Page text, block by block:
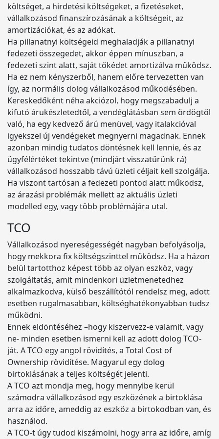
költséget, a hirdetési költségeket, a fizetéseket,
vállalkozásod finanszírozásának a költségeit, az
amortizációkat, és az adókat.
Ha pillanatnyi költségeid meghaladják a pillanatnyi
fedezeti összegedet, akkor éppen mínuszban, a
fedezeti szint alatt, saját tőkédet amortizálva működsz.
Ha ez nem kényszerből, hanem előre tervezetten van
így, az normális dolog vállalkozásod működésében.
Kereskedőként néha akciózol, hogy megszabadulj a
kifutó árukészletedtől, a vendéglátásban sem ördögtől
való, ha egy kedvező árú menüvel, vagy italakcióval
igyekszel új vendégeket megnyerni magadnak. Ennek
azonban mindig tudatos döntésnek kell lennie, és az
ügyfélértéket tekintve (mindjárt visszatűrünk rá)
vállalkozásod hosszabb távú üzleti céljait kell szolgálja.
Ha viszont tartósan a fedezeti pontod alatt működsz,
az árazási problémák mellett az aktuális üzleti
modelled egy, vagy több problémájára utal.
TCO
Vállalkozásod nyereségességét nagyban befolyásolja,
hogy mekkora fix költségszinttel működsz. Ha a házon
belül tartotthoz képest több az olyan eszköz, vagy
szolgáltatás, amit mindenkori üzletmenetedhez
alkalmazkodva, külső beszállítótól rendelsz meg, adott
esetben rugalmasabban, költséghatékonyabban tudsz
működni.
Ennek eldöntéséhez –hogy kiszervezz-e valamit, vagy
ne- minden esetben ismerni kell az adott dolog TCO-
ját. A TCO egy angol rövidítés, a Total Cost of
Ownership rövidítése. Magyarul egy dolog
birtoklásának a teljes költségét jelenti.
A TCO azt mondja meg, hogy mennyibe kerül
számodra vállalkozásod egy eszközének a birtoklása
arra az időre, ameddig az eszköz a birtokodban van, és
használod.
A TCO-t úgy tudod kiszámolni, hogy arra az időre, amíg